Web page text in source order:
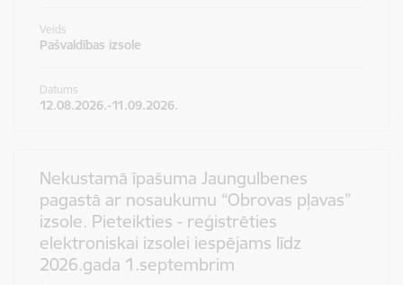
Veids
Pašvaldības izsole
Datums
12.08.2026.-11.09.2026.
Nekustamā īpašuma Jaungulbenes
pagastā ar nosaukumu “Obrovas pļavas”
izsole. Pieteikties - reģistrēties
elektroniskai izsolei iespējams līdz
2026.gada 1.septembrim